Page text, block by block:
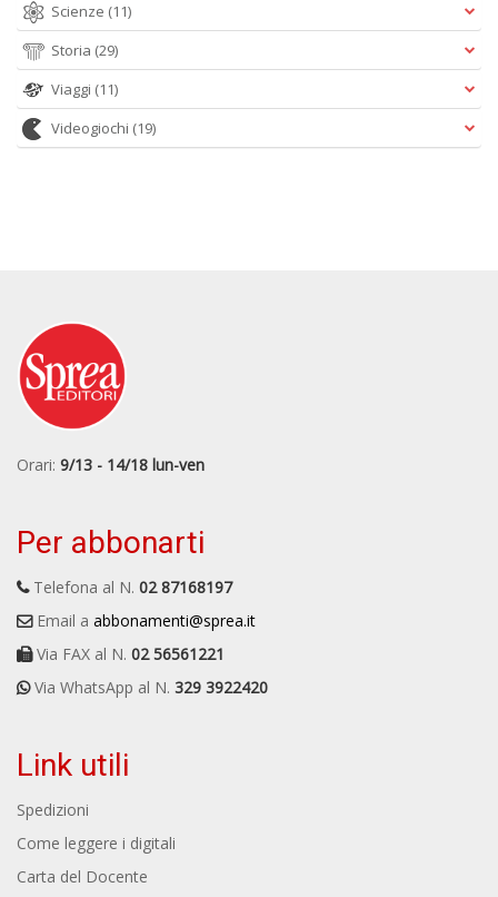
Scienze (11)
Storia (29)
Viaggi (11)
Videogiochi (19)
Orari: 9/13 - 14/18 lun-ven
Per abbonarti
Telefona al N. 02 87168197
Email a abbonamenti@sprea.it
Via FAX al N. 02 56561221
Via WhatsApp al N. 329 3922420
Link utili
Spedizioni
Come leggere i digitali
Carta del Docente